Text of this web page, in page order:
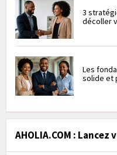
3
décoller
Les
solide et
AHOLIA.COM :